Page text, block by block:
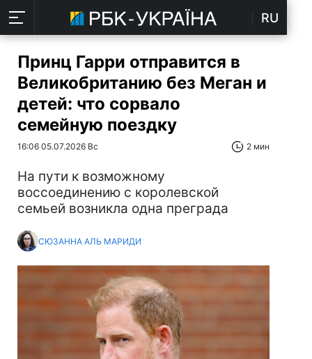
RU
Принц Гарри отправится в
Великобританию без Меган и
детей: что сорвало
семейную поездку
16:06 05.07.2026 Вс 2 мин
На пути к возможному
воссоединению с королевской
семьей возникла одна преграда
СЮЗАННА АЛЬ МАРИДИ